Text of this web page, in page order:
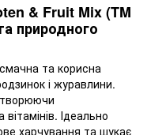
& Fruit Mix (TM
природного
та корисна
і журавлини.
Ідеально
харчування та шукає